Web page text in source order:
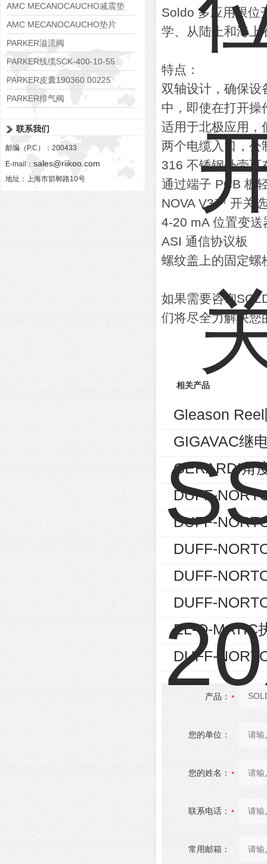
138552
AMC MECANOCAUCHO减震垫
138551
AMC MECANOCAUCHO垫片
608074
PARKER溢流阀
RE06M35W2N1KWXG087
PARKER线缆SCK-400-10-55
PARKER皮囊190360 00225
PARKER排气阀
联系我们
邮编（P.C）：200433
E-mail： sales@riikoo.com
地址：上海市邯郸路10号
Soldo 多应用限位
学、从陆上和海上
特点：
双轴设计，确保设
中，即使在打开操
适用于北极应用，
两个电缆入口，公
316 不锈钢外壳可
通过端子 PCB 板
NOVA V3™ 开关
4-20 mA 位置变送
ASI 通信协议板
螺纹盖上的固定螺
如果需要咨询
们将尽全力解决您
相关产品
Gleason
GIGAVAC继
GERARDI角
DUFF-
DUFF-
DUFF-
DUFF-
DUFF-
EL-O-MATIC
DUFF-
产品：
您的单位：
您的姓名：
联系电话：
常用邮箱：